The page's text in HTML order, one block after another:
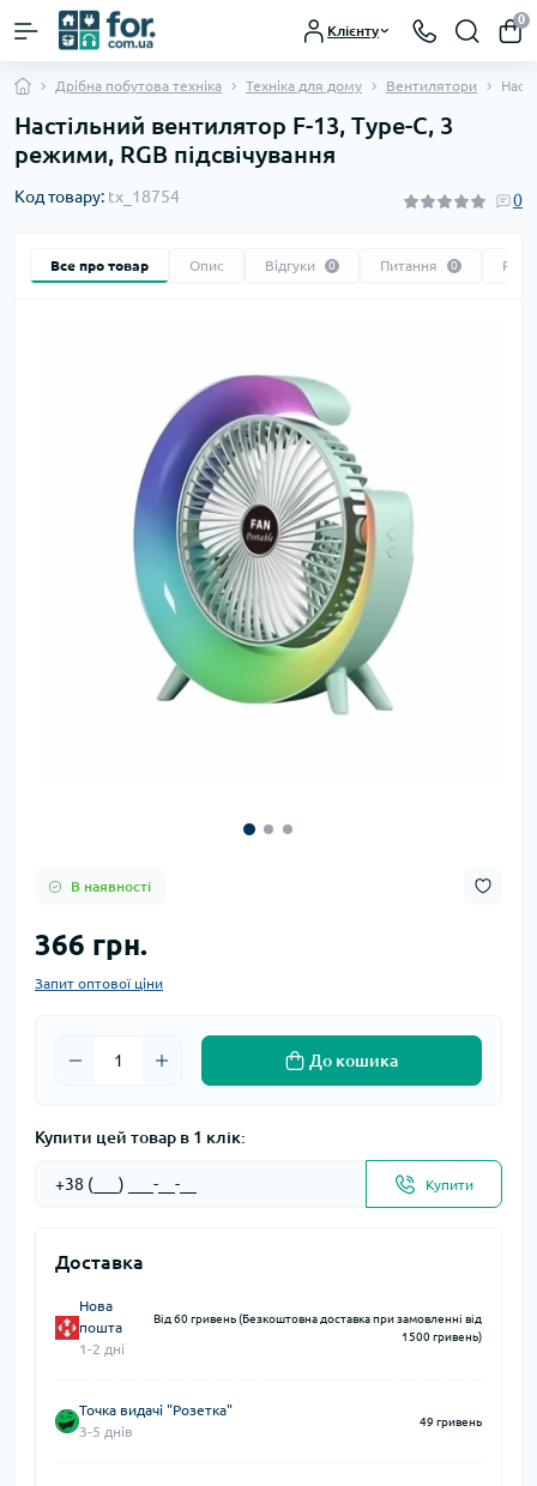
Клієнту
0
Дрібна побутова техніка Техніка для дому Вентилятори
Настільний вентилятор F-13, Type-C, 3
режими, RGB підсвічування
Код товару: tx_18754 0
Все про товар Опис Відгуки 0 Питання 0
В наявності
366 грн.
Запит оптової ціни
До кошика
Купити цей товар в 1 клік:
Купити
Доставка
Нова
пошта
1-2 дні
Від 60 гривень (Безкоштовна доставка при замовленні від
1500 гривень)
Точка видачі "Розетка"
3-5 днів
49 гривень